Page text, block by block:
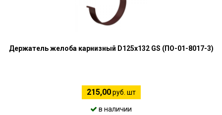
Держатель желоба карнизный D125х132 GS (ПО-01-8017-3)
215,00руб. шт
в наличии